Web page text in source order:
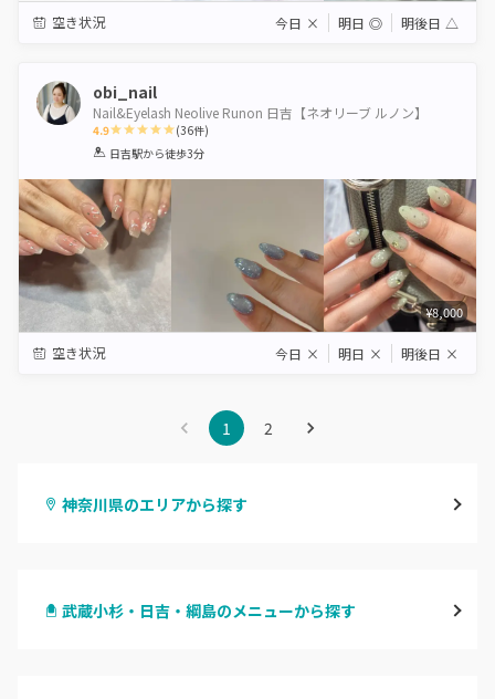
空き状況 今日 × 明日 ◎ 明後日 △
obi_nail
Nail&Eyelash Neolive Runon 日吉【ネオリーブ ルノン】
4.9
1 2 3 4 5
(36件)
日吉駅から徒歩3分
¥8,000
空き状況 今日 × 明日 × 明後日 ×
1 2
神奈川県のエリアから探す
武蔵小杉・日吉・綱島のメニューから探す